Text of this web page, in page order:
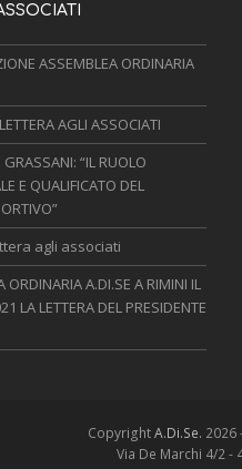
ASSEMBLEA ORDINARIA
AGLI ASSOCIATI
“IL RUOLO
E QUALIFICATO DEL
agli associati
ORDINARIA A.DI.SE A RIMINI IL
LA LETTERA DEL PRESIDENTE
CopyrightA.Di.Se. 2026
Via De Marchi 4/2 -